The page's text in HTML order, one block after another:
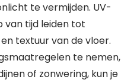
te vermijden. UV-
van tijd leiden tot
textuur van de vloer.
te nemen,
of zonwering, kun je